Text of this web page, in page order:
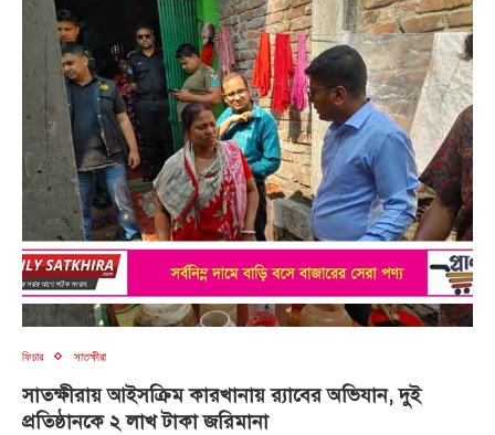
ফিচার সাতক্ষীরা
সাতক্ষীরায় আইসক্রিম কারখানায় র‍্যাবের অভিযান, দুই
প্রতিষ্ঠানকে ২ লাখ টাকা জরিমানা